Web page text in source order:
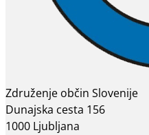
Združenje občin Slovenije
Dunajska cesta 156
1000 Ljubljana